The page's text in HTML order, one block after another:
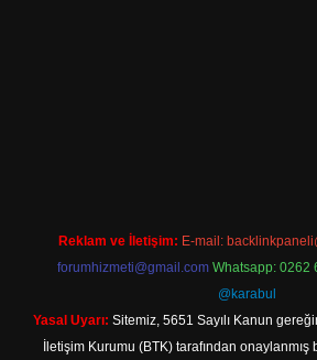
Reklam ve İletişim: E-mail:
forumhizmeti@gmail.com Whatsapp: 0262
@karabul
Yasal Uyarı: Sitemiz, 5651 Sayılı Kanun
İletişim Kurumu (BTK) tarafından onaylanmış